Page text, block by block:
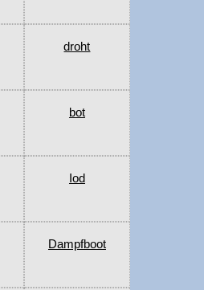
droht
bot
Iod
Dampfboot